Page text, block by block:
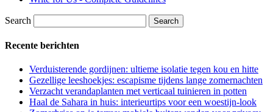
Search
Recente berichten
Verduisterende gordijnen: ultieme isolatie tegen kou en hitte
Gezellige leeshoekjes: escapisme tijdens lange zomernachten
Verzacht verandaplanten met verticaal tuinieren in potten
Haal de Sahara in huis: interieurtips voor een woestijn-look